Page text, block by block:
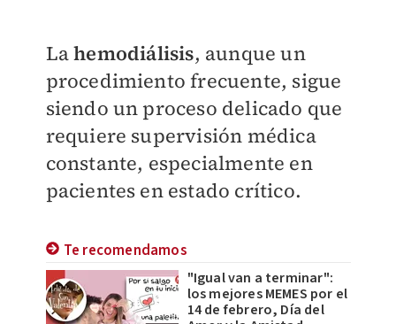
Lahemodiálisis, aunque un
procedimiento frecuente, sigue
siendo un proceso delicado que
requiere supervisión médica
constante, especialmente en
pacientes en estado crítico.
Te recomendamos
"Igual van a terminar":
los mejores MEMES por el
14 de febrero, Día del